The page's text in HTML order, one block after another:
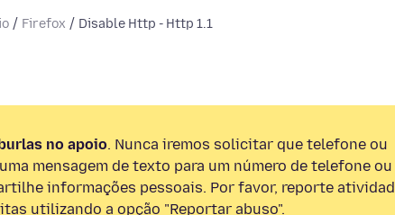
Firefox Disable Http - Http 1.1
no apoio. Nunca iremos solicitar que telefone ou
mensagem de texto para um número de telefone ou
informações pessoais. Por favor, reporte
utilizando a opção "Reportar abuso".